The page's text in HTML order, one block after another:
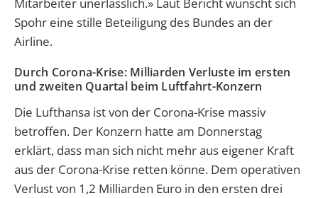
Mitarbeiter unerlässlich.» Laut Bericht wünscht sich
Spohr eine stille Beteiligung des Bundes an der
Airline.
Durch Corona-Krise: Milliarden Verluste im ersten
und zweiten Quartal beim Luftfahrt-Konzern
Die Lufthansa ist von der Corona-Krise massiv
betroffen. Der Konzern hatte am Donnerstag
erklärt, dass man sich nicht mehr aus eigener Kraft
aus der Corona-Krise retten könne. Dem operativen
Verlust von 1,2 Milliarden Euro in den ersten drei